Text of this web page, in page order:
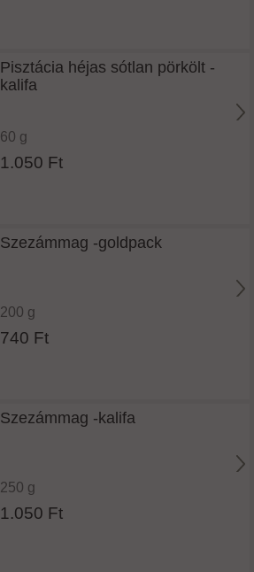
Pisztácia héjas sótlan pörkölt -
kalifa
60 g
1.050 Ft
Szezámmag -goldpack
200 g
740 Ft
Szezámmag -kalifa
250 g
1.050 Ft